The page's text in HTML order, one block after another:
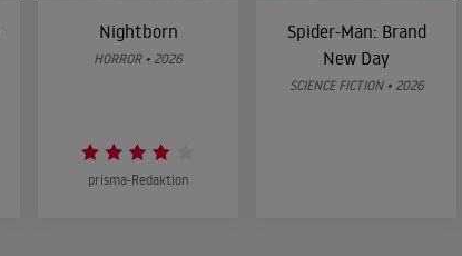
Nightborn
HORROR • 2026
prisma-Redaktion
Spider-Man: Brand
New Day
SCIENCE FICTION • 2026